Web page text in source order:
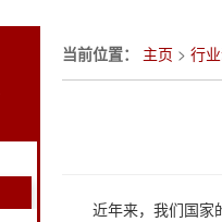
当前位置： 主页 >行
近年来，我们国家的